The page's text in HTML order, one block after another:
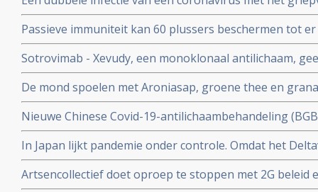
ziekte en meer ziekenhuisopnames en overlijdingen
studie.
Passieve immuniteit kan 60 plussers beschermen tot
viroloog Jaap Goudsmid
Sotrovimab - Xevudy, een monoklonaal antilichaam,
bij patienten die reeds besmet zijn. EMA gaat snel
gebruik in Europa.
De mond spoelen met Aroniasap, groene thee en
het coronavirus - Covid-19 virus en geeft 80 tot 97
doorgeven van virus.
Nieuwe Chinese Covid-19-antilichaambehandeling
Covid-19 - coronavirus is veelbelovend en
Chinese coronapatienten
In Japan lijkt pandemie onder controle. Omdat het
gemuteerd of omdat er veel ivermectine wordt
Artsencollectief doet oproep te stoppen met 2G beleid